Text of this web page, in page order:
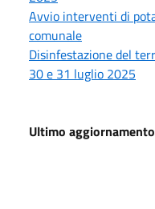
Avvio interventi di
comunale
Disinfestazione del
30 e 31 luglio 2025
Ultimo aggiornamento